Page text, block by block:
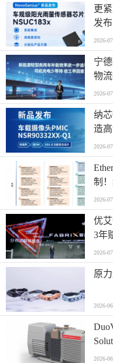
更
发
2026-
宁
物
2026-
纳
造
案！
2026-
制
2026-
优
3年
2026-
原
2026-
空泵
2026-